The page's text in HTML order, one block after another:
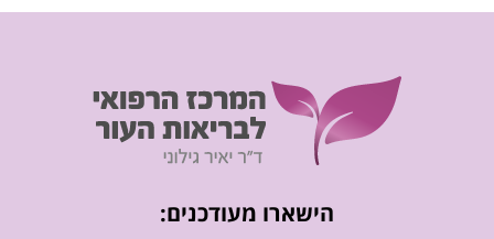
הישארו מעודכנים: